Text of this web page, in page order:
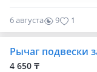
6 августа 9 1
Рычаг подвески
4 650 ₸